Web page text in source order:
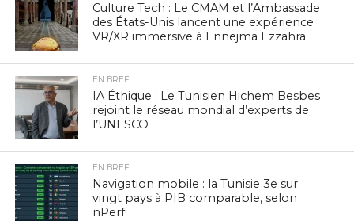
Culture Tech : Le CMAM et l’Ambassade
des États-Unis lancent une expérience
VR/XR immersive à Ennejma Ezzahra
EN BREF
IA Éthique : Le Tunisien Hichem Besbes
rejoint le réseau mondial d’experts de
l’UNESCO
EN BREF
Navigation mobile : la Tunisie 3e sur
vingt pays à PIB comparable, selon
nPerf